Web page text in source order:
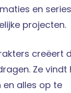
en
projecten.
creëert
Ze vindt
alles op te